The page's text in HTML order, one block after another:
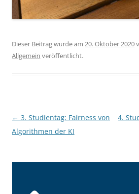
Dieser Beitrag wurde am 20. Oktober 2020
Allgemein veröffentlicht.
Beitragsnavigation
← 3. Studientag: Fairness von
Algorithmen der KI
4.